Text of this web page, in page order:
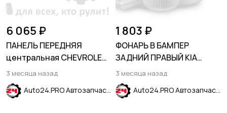
6 065 ₽
ПАНЕЛЬ ПЕРЕДНЯЯ
центральная CHEVROLET
EQUINOX 2017-2023
3 месяца назад
Auto24.PRO Автозапчасти
1 803 ₽
ФОНАРЬ В БАМПЕР
ЗАДНИЙ ПРАВЫЙ KIA
SPORTAGE SL 2010-2016
3 месяца назад
Auto24.PRO Автозапчасти